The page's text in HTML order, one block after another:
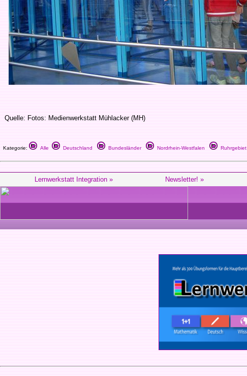
Quelle: Fotos: Medienwerkstatt Mühlacker (MH)
Kategorie: Alle Deutschland Bundesländer Nordrhein-Westfalen Ruhrgebiet
Lernwerkstatt Integration » Newsletter! »